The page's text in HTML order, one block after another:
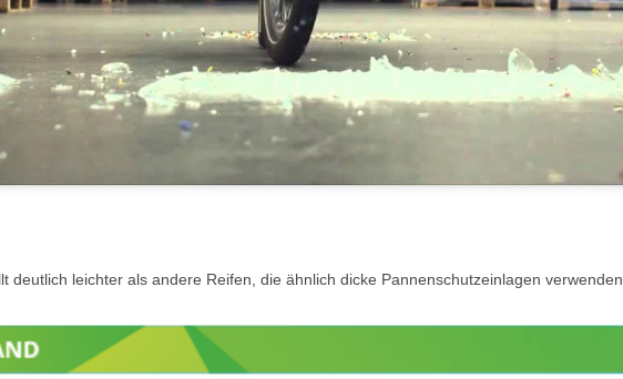
deutlich leichter als andere Reifen, die ähnlich dicke Pannenschutzeinlagen verwenden.